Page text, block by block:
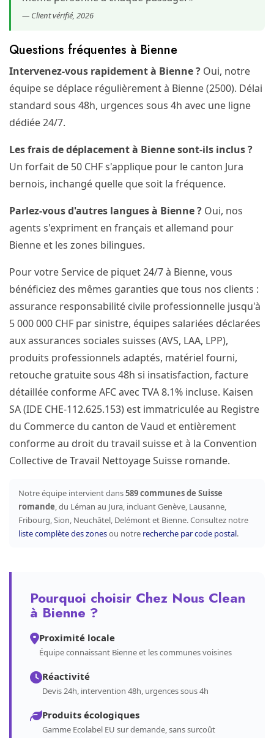
— Client vérifié, 2026
Questions fréquentes à Bienne
Intervenez-vous rapidement à Bienne ? Oui, notre
équipe se déplace régulièrement à Bienne (2500). Délai
standard sous 48h, urgences sous 4h avec une ligne
dédiée 24/7.
Les frais de déplacement à Bienne sont-ils inclus ?
Un forfait de 50 CHF s'applique pour le canton Jura
bernois, inchangé quelle que soit la fréquence.
Parlez-vous d'autres langues à Bienne ? Oui, nos
agents s'expriment en français et allemand pour
Bienne et les zones bilingues.
Pour votre Service de piquet 24/7 à Bienne, vous
bénéficiez des mêmes garanties que tous nos clients :
assurance responsabilité civile professionnelle jusqu'à
5 000 000 CHF par sinistre, équipes salariées déclarées
aux assurances sociales suisses (AVS, LAA, LPP),
produits professionnels adaptés, matériel fourni,
retouche gratuite sous 48h si insatisfaction, facture
détaillée conforme AFC avec TVA 8.1% incluse. Kaisen
SA (IDE CHE-112.625.153) est immatriculée au Registre
du Commerce du canton de Vaud et entièrement
conforme au droit du travail suisse et à la Convention
Collective de Travail Nettoyage Suisse romande.
Notre équipe intervient dans589 communes de Suisse
romande, du Léman au Jura, incluant Genève, Lausanne,
Fribourg, Sion, Neuchâtel, Delémont et Bienne. Consultez notre
liste complète des zonesou notre recherche par code postal.
Pourquoi choisir Chez Nous Clean
à Bienne ?
Proximité locale
Équipe connaissant Bienne et les communes voisines
Réactivité
Devis 24h, intervention 48h, urgences sous 4h
Produits écologiques
Gamme Ecolabel EU sur demande, sans surcoût